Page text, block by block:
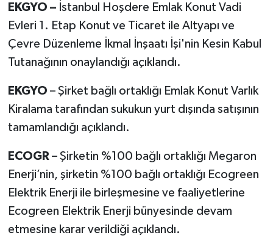
EKGYO – İstanbul Hoşdere Emlak Konut Vadi
Evleri 1. Etap Konut ve Ticaret ile Altyapı ve
Çevre Düzenleme İkmal İnşaatı İşi'nin Kesin Kabul
Tutanağının onaylandığı açıklandı.
EKGYO – Şirket bağlı ortaklığı Emlak Konut Varlık
Kiralama tarafından sukukun yurt dışında satışının
tamamlandığı açıklandı.
ECOGR – Şirketin %100 bağlı ortaklığı Megaron
Enerji’nin, şirketin %100 bağlı ortaklığı Ecogreen
Elektrik Enerji ile birleşmesine ve faaliyetlerine
Ecogreen Elektrik Enerji bünyesinde devam
etmesine karar verildiği açıklandı.